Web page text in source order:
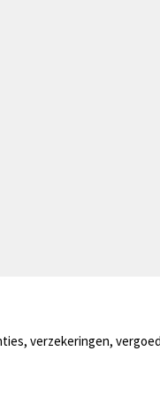
verzekeringen,